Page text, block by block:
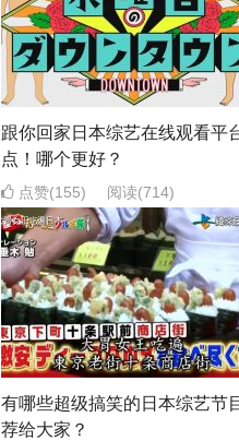
跟你回家日本综艺在线观看平
点！哪个更好？
点赞(155) 阅读(714)
有哪些超级搞笑的日本综艺节
荐给大家？